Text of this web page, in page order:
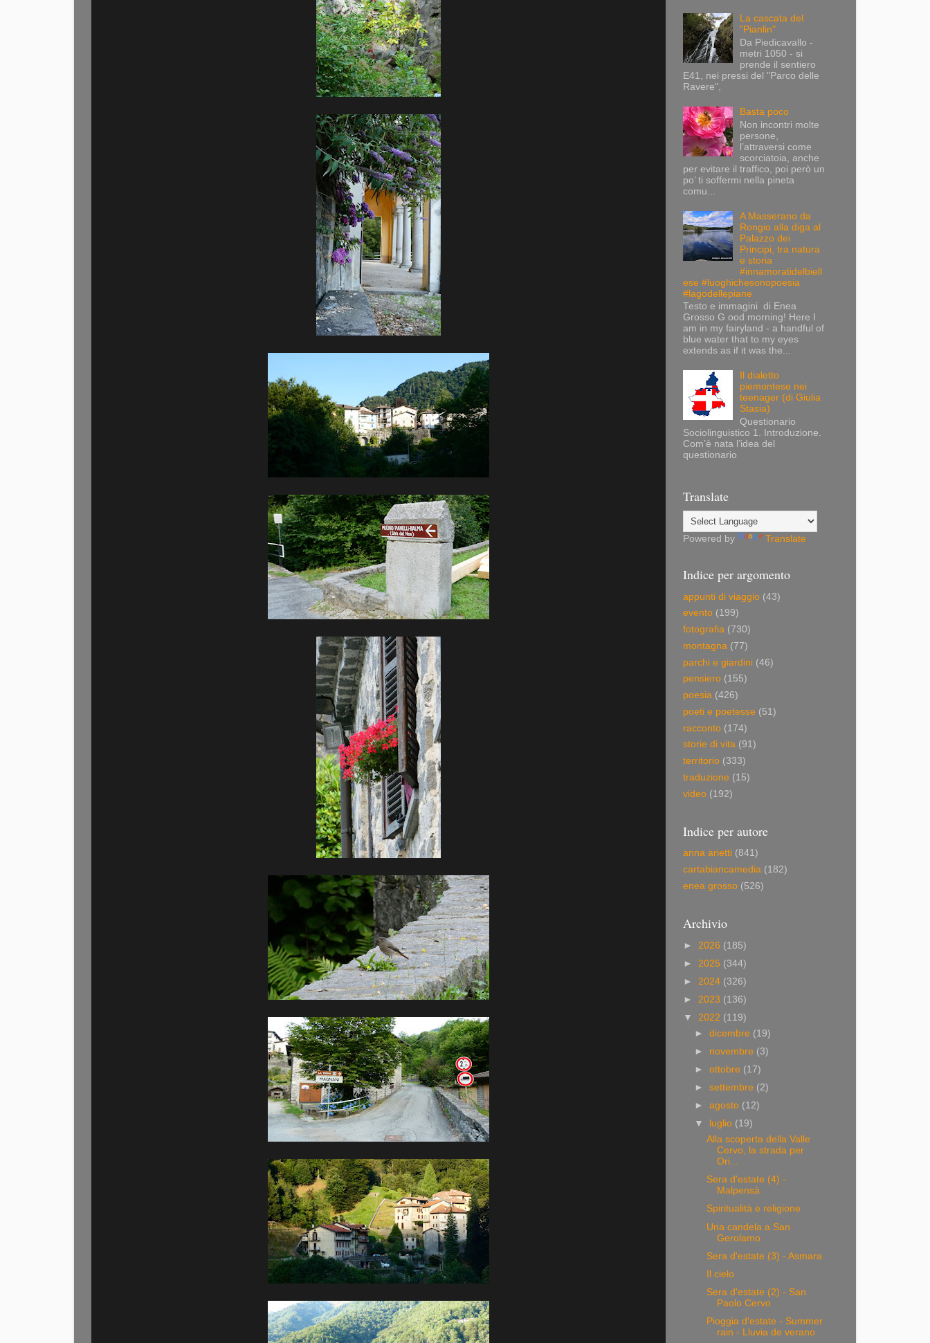
La cascata del
"Pianlin"
Da Piedicavallo -
metri 1050 - si
prende il sentiero
E41, nei pressi del "Parco delle
Ravere",
Basta poco
Non incontri molte
persone,
l’attraversi come
scorciatoia, anche
per evitare il traffico, poi però un
po’ ti soffermi nella pineta
comu...
A Masserano da
Rongio alla diga al
Palazzo dei
Principi, tra natura
e storia
#innamoratidelbiell
ese #luoghichesonopoesia
#lagodellepiane
Testo e immagini di Enea
Grosso G ood morning! Here I
am in my fairyland - a handful of
blue water that to my eyes
extends as if it was the...
Il dialetto
piemontese nei
teenager (di Giulia
Stasia)
Questionario
Sociolinguistico 1. Introduzione.
Com’è nata l’idea del
questionario
Translate
Powered by Translate
Indice per argomento
appunti di viaggio (43)
evento (199)
fotografia (730)
montagna (77)
parchi e giardini (46)
pensiero (155)
poesia (426)
poeti e poetesse (51)
racconto (174)
storie di vita (91)
territorio (333)
traduzione (15)
video (192)
Indice per autore
anna arietti (841)
cartabiancamedia (182)
enea grosso (526)
Archivio
► 2026 (185)
► 2025 (344)
► 2024 (326)
► 2023 (136)
▼ 2022 (119)
►dicembre (19)
► novembre (3)
►ottobre (17)
►settembre (2)
►agosto (12)
▼
luglio (19)
Alla scoperta della Valle
Cervo, la strada per
Ori...
Sera d'estate (4) -
Malpensà
Spiritualità e religione
Una candela a San
Gerolamo
Sera d'estate (3) - Asmara
Il cielo
Sera d'estate (2) - San
Paolo Cervo
Pioggia d'estate - Summer
rain - Lluvia de verano